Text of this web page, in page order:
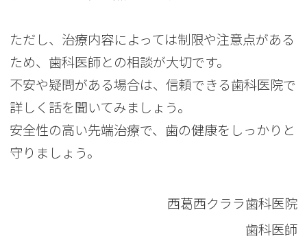
ただし、治療内容によっては制限や注意点がある
ため、歯科医師との相談が大切です。
不安や疑問がある場合は、信頼できる歯科医院で
詳しく話を聞いてみましょう。
安全性の高い先端治療で、歯の健康をしっかりと
守りましょう。
西葛西クララ歯科医院
歯科医師